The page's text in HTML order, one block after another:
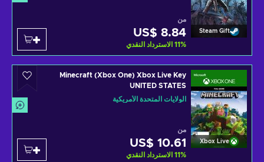
Steam Gift
من
US$ 8.84
11% الاسترداد النقدي
Xbox Live
Minecraft (Xbox One) Xbox Live Key
UNITED STATES
الولايات المتحدة الأمريكية
من
US$ 10.61
11% الاسترداد النقدي